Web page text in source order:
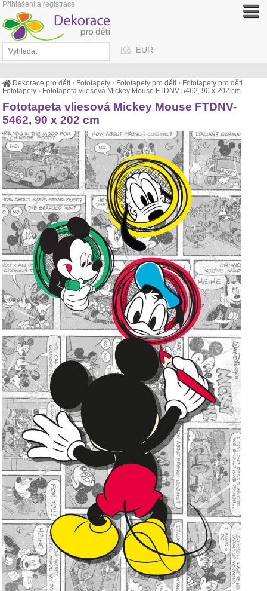
Dekorace pro děti › Fototapety › Fototapety pro děti › Fototapety pro děti
Fototapety › Fototapeta vliesová Mickey Mouse FTDNV-5462, 90 x 202 cm
Fototapeta vliesová Mickey Mouse FTDNV-
5462, 90 x 202 cm
Kč EUR
Přihlášení a registrace